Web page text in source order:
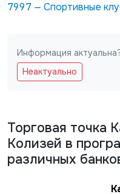
7997 — Спортивные
Не заполняйте это
Информация
Неактуально
Торговая точка
Колизей в
различных